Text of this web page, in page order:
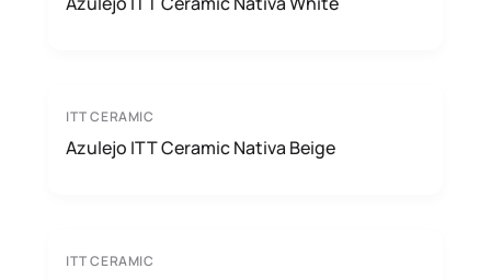
ITT CERAMIC
Azulejo ITT Ceramic Nativa Beige
ITT CERAMIC